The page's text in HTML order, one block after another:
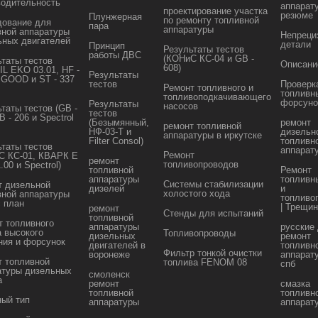
для
аппаратуры
двигателей
тестов
EKO 03.01, HF -
и ST - 337
тестов (GB -
- 206 и Spectrol
тестов
КС-01, КВАРК Е
и Spectrol)
дизельной
аппаратуры
план
топливного
высокого
и форсунок
топливной
дизельных
тип
Плунжерная
пара
Принцип
работы ДВС
Результаты
тестов
Результаты
тестов
(Безымянный,
НФ-03-Т и
Filter Consol)
ремонт
топливной
аппаратуры
дизелей
ремонт
топливной
аппаратуры
дизельных
двигателей в
воронеже
смоленск
ремонт
топливной
аппаратуры
проектирование участка
по ремонту топливной
аппаратуры
Результаты тестов
(КОНиС КС-04 и GB -
608)
Ремонт топливного и
топливоподкачивающего
насосов
ремонт топливной
аппаратуры в иркутске
Ремонт
топливопроводов
Системы стабилизации
холостого хода
Стенды для испытаний
Топливопроводы
Фильтр тонкой очистки
топлива FENOM 08
резюме
детали
ремонт
Ремонт
и
|
русские
ремонт
спб
смазка